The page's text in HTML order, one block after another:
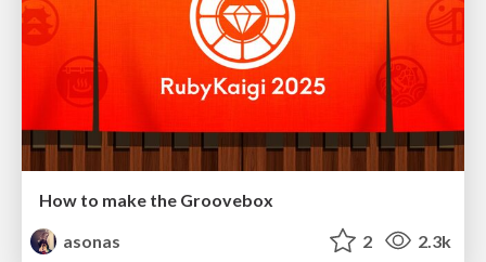
How to make the Groovebox
asonas
2 2.3k